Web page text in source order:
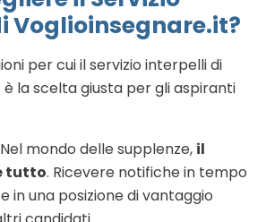
Voglioinsegnare.it?
per cui il servizio interpelli di
la scelta giusta per gli aspiranti
mondo delle supplenze, il
tutto. Ricevere notifiche in tempo
in una posizione di vantaggio